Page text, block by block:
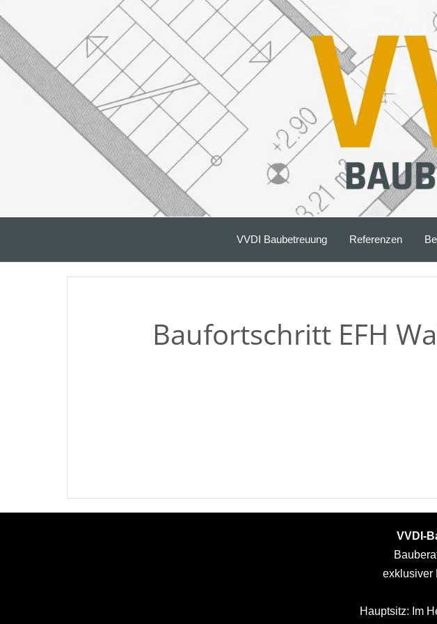
VVDI Baubetreuung Referenzen
Baufortschritt EFH
VVDI-
exklusiver
Hauptsitz: Im